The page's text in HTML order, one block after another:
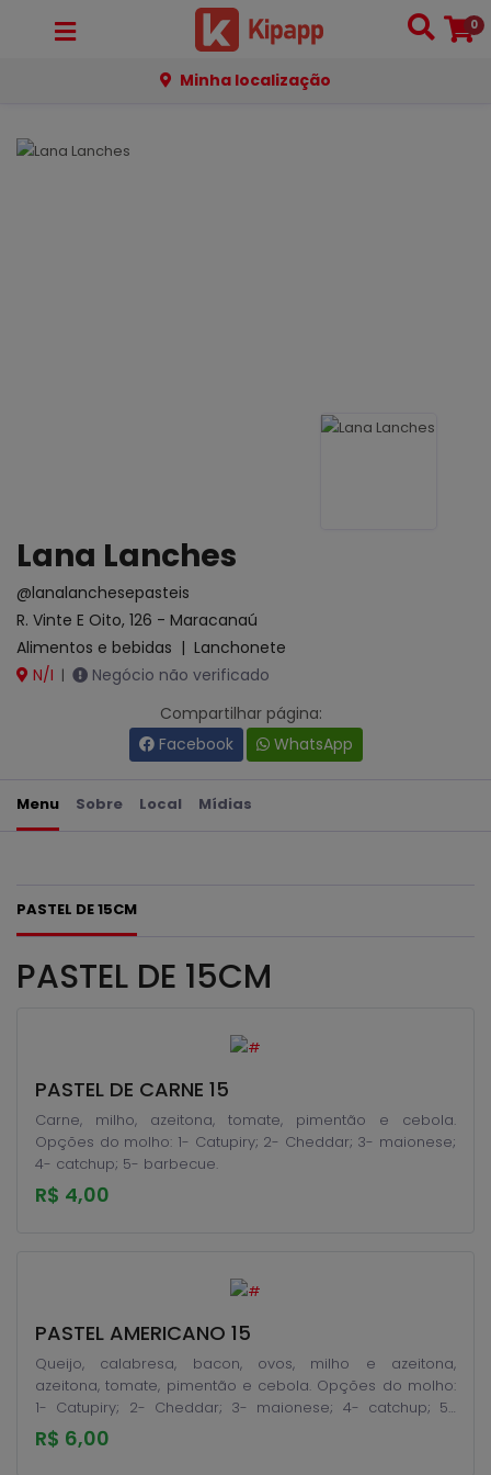
0
Minha localização
Lana Lanches
@lanalanchesepasteis
R. Vinte E Oito, 126 - Maracanaú
Alimentos e bebidas | Lanchonete
N/I |
Negócio não verificado
Compartilhar página:
Facebook
WhatsApp
Menu Sobre Local Mídias
PASTEL DE 15CM
PASTEL DE 15CM
PASTEL DE CARNE 15
Carne, milho, azeitona, tomate, pimentão e cebola.
Opções do molho: 1- Catupiry; 2- Cheddar; 3- maionese;
4- catchup; 5- barbecue.
R$ 4,00
PASTEL AMERICANO 15
Queijo, calabresa, bacon, ovos, milho e azeitona,
azeitona, tomate, pimentão e cebola. Opções do molho:
1- Catupiry; 2- Cheddar; 3- maionese; 4- catchup; 5-
barbecue.
R$ 6,00